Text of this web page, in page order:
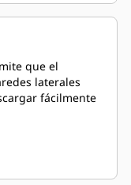
que el
laterales
fácilmente